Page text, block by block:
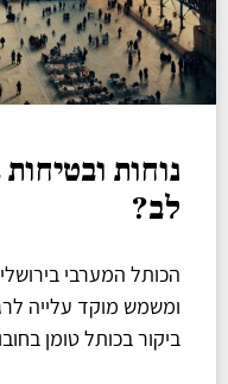
נוחות
לב?
הכותל המערבי
ומשמש מוקד עלייה
ביקור בכותל טומן